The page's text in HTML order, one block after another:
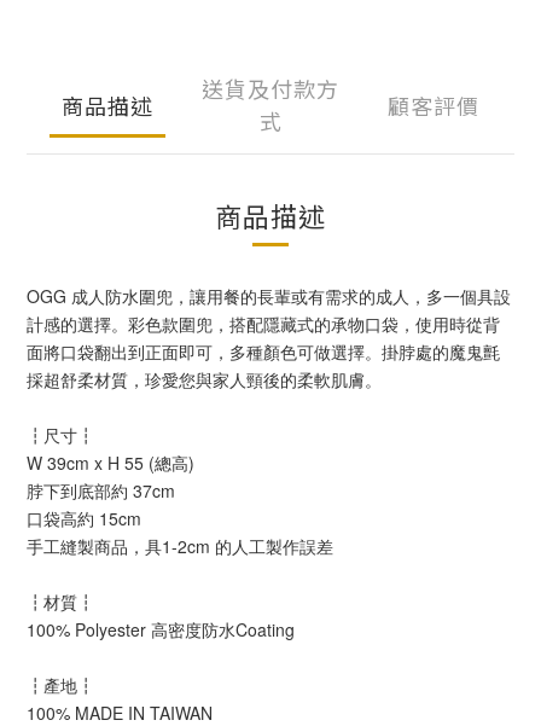
商品描述
送貨及付款方
式
顧客評價
商品描述
OGG 成人防水圍兜，讓用餐的長輩或有需求的成人，多一個具設
計感的選擇。彩色款圍兜，搭配隱藏式的承物口袋，使用時從背
面將口袋翻出到正面即可，多種顏色可做選擇。掛脖處的魔鬼氈
採超舒柔材質，珍愛您與家人頸後的柔軟肌膚。
┇尺寸┇
W 39cm x H 55 (總高)
脖下到底部約 37cm
口袋高約 15cm
手工縫製商品，具1-2cm 的人工製作誤差
┇材質┇
100% Polyester 高密度防水Coating
┇產地┇
100% MADE IN TAIWAN